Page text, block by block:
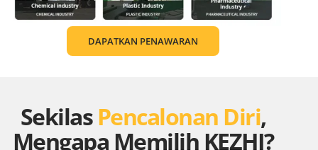
DAPATKAN PENAWARAN
SekilasPencalonan Diri,
Mengapa Memilih KEZHI?